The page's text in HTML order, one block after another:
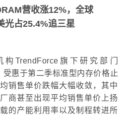
营收涨12%，全球
光占25.4%追三星
TrendForce旗下研究部门
惠于第二季标准型内存价格止
销售单价跌幅大幅收敛，其中
商甚至出现平均销售单价上扬
的产能利用率以及制程转进所